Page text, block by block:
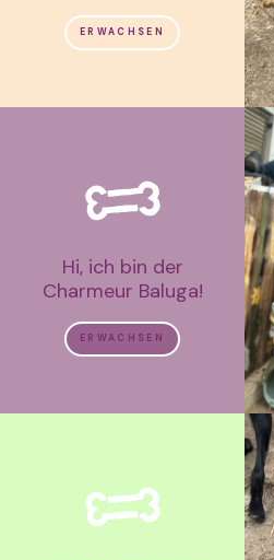
ERWACHSEN
Hi, ich bin der
Charmeur Baluga!
ERWACHSEN